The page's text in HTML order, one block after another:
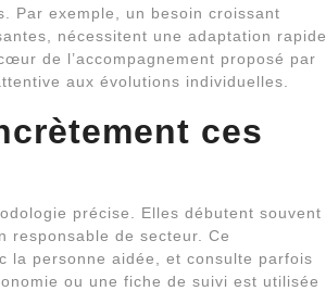
Par exemple, un besoin croissant
nécessitent une adaptation rapide
de l’accompagnement proposé par
aux évolutions individuelles.
ces
précise. Elles débutent souvent
responsable de secteur. Ce
la personne aidée, et consulte parfois
ou une fiche de suivi est utilisée